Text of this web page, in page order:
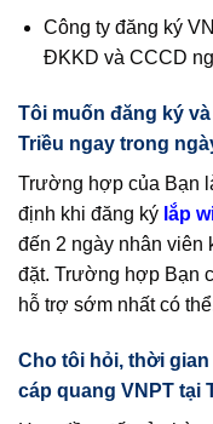
Công ty đăng ký
ĐKKD và CCCD
Tôi muốn đăng ký
Triều ngay trong
Trường hợp của Bạn
định khi đăng ký lắp
đến 2 ngày nhân viên
đặt. Trường hợp Bạn
hỗ trợ sớm nhất có
Cho tôi hỏi, thời
cáp quang VNPT tại